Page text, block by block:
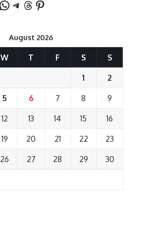
August 2026
W T F S S
1 2
5 6 7 8 9
12 13 14 15 16
19 20 21 22 23
26 27 28 29 30